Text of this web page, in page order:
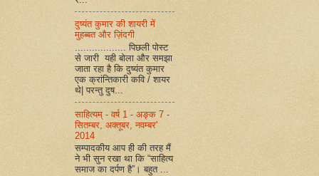
दुष्यंत कुमार की शायरी में
मुहब्बत और ज़िंदगी
.................. पिछली पोस्ट
से जारी यही बोला और समझा
जाता रहा है कि दुष्यंत कुमार
एक क्रांन्तिकारी कवि / शायर
थे| परन्तु दुष...
साहित्यम् - वर्ष 1 - अङ्क 7 -
सितम्बर, अक्तूबर, नवम्बर'
2014
सम्पादकीय आप ही की तरह मैं
ने भी सुन रखा था कि “साहित्य
समाज का दर्पण है”। बहुत ...